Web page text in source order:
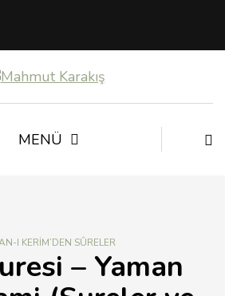
MENÜ
I KERIM’DEN SÛRELER
– Yaman